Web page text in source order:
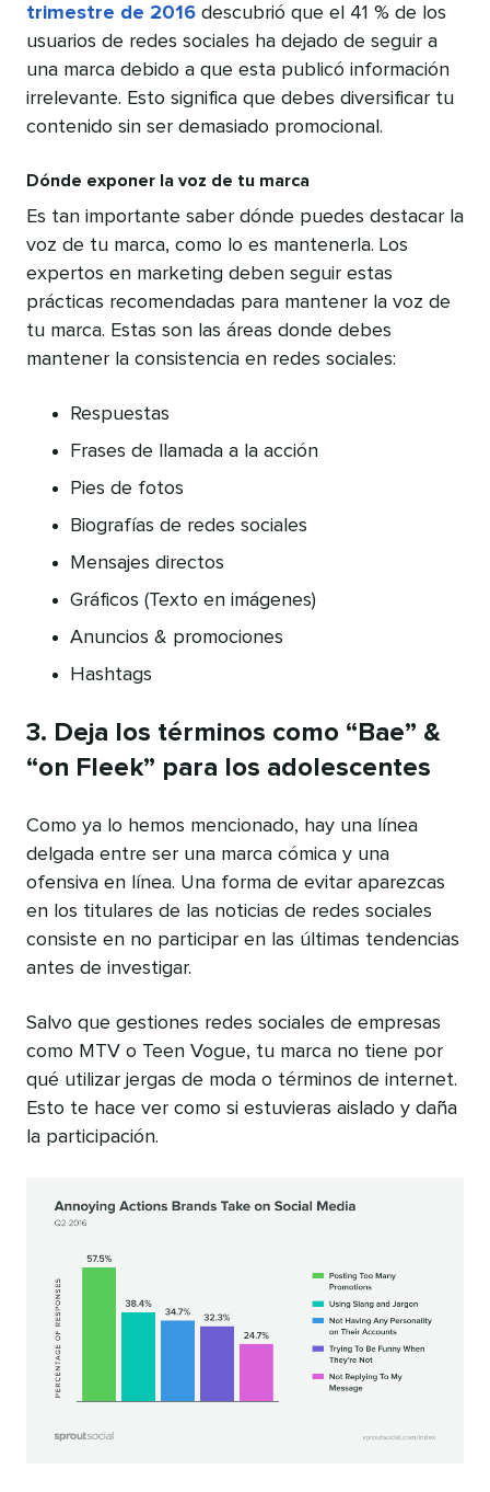
trimestre de 2016 descubrió que el 41 % de los
usuarios de redes sociales ha dejado de seguir a
una marca debido a que esta publicó información
irrelevante. Esto significa que debes diversificar tu
contenido sin ser demasiado promocional.
Dónde exponer la voz de tu marca
Es tan importante saber dónde puedes destacar la
voz de tu marca, como lo es mantenerla. Los
expertos en marketing deben seguir estas
prácticas recomendadas para mantener la voz de
tu marca. Estas son las áreas donde debes
mantener la consistencia en redes sociales:
Respuestas
Frases de llamada a la acción
Pies de fotos
Biografías de redes sociales
Mensajes directos
Gráficos (Texto en imágenes)
Anuncios & promociones
Hashtags
3. Deja los términos como “Bae” &
“on Fleek” para los adolescentes
Como ya lo hemos mencionado, hay una línea
delgada entre ser una marca cómica y una
ofensiva en línea. Una forma de evitar aparezcas
en los titulares de las noticias de redes sociales
consiste en no participar en las últimas tendencias
antes de investigar.
Salvo que gestiones redes sociales de empresas
como MTV o Teen Vogue, tu marca no tiene por
qué utilizar jergas de moda o términos de internet.
Esto te hace ver como si estuvieras aislado y daña
la participación.